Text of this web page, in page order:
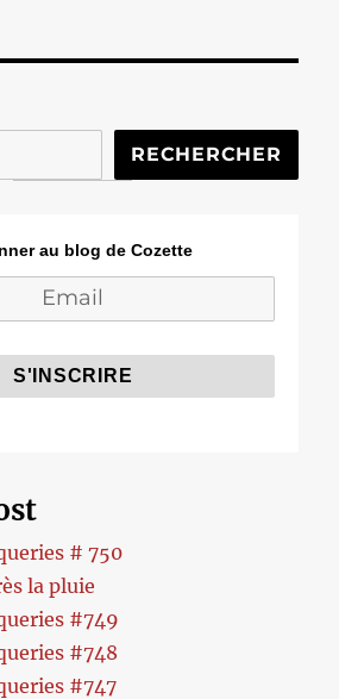
RECHERCHER
au blog de Cozette
# 750
la pluie
#749
#748
#747